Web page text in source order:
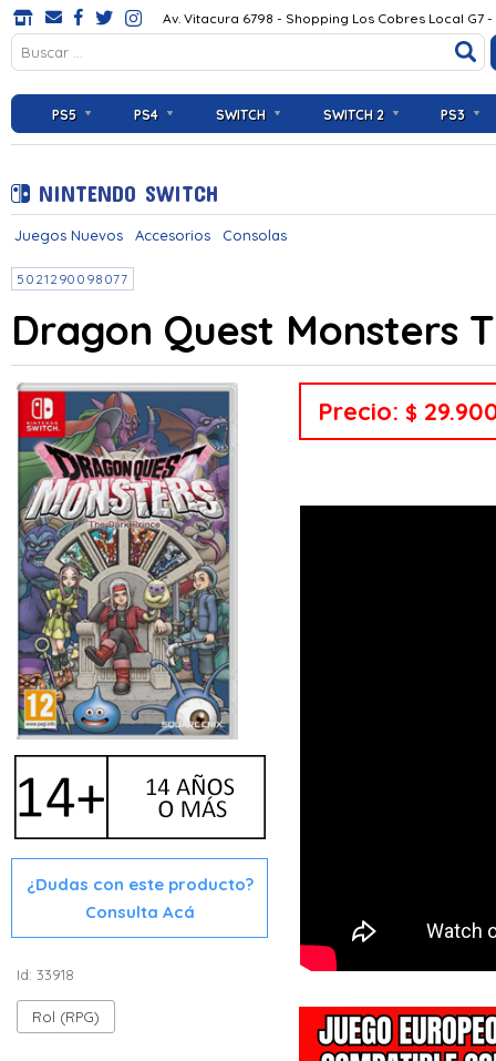
Av. Vitacura 6798 - Shopping Los Cobres Local G7
PS5 PS4 SWITCH SWITCH 2 PS3
NINTENDO SWITCH
Juegos Nuevos Accesorios Consolas
5021290098077
Dragon Quest Monsters
¿Dudas con este producto?
Consulta Acá
Id: 33918
Rol (RPG)
Precio: $